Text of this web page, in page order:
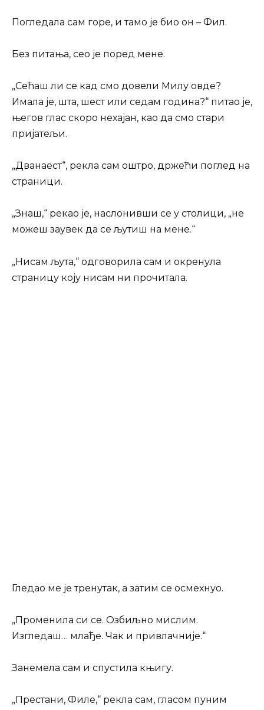
Погледала сам горе, и тамо је био он – Фил.
Без питања, сео је поред мене.
„Сећаш ли се кад смо довели Милу овде?
Имала је, шта, шест или седам година?“ питао је,
његов глас скоро нехајан, као да смо стари
пријатељи.
„Дванаест“, рекла сам оштро, држећи поглед на
страници.
„Знаш,“ рекао је, наслонивши се у столици, „не
можеш заувек да се љутиш на мене.“
„Нисам љута,“ одговорила сам и окренула
страницу коју нисам ни прочитала.
Гледао ме је тренутак, а затим се осмехнуо.
„Променила си се. Озбиљно мислим.
Изгледаш… млађе. Чак и привлачније.“
Занемела сам и спустила књигу.
„Престани, Филе,“ рекла сам, гласом пуним